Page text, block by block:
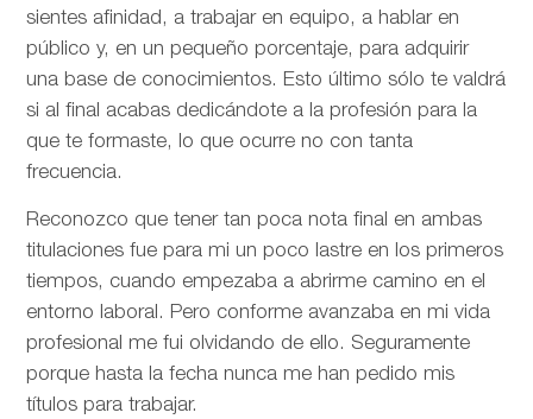
sientes afinidad, a trabajar en equipo, a hablar en
público y, en un pequeño porcentaje, para adquirir
una base de conocimientos. Esto último sólo te valdrá
si al final acabas dedicándote a la profesión para la
que te formaste, lo que ocurre no con tanta
frecuencia.
Reconozco que tener tan poca nota final en ambas
titulaciones fue para mi un poco lastre en los primeros
tiempos, cuando empezaba a abrirme camino en el
entorno laboral. Pero conforme avanzaba en mi vida
profesional me fui olvidando de ello. Seguramente
porque hasta la fecha nunca me han pedido mis
títulos para trabajar.